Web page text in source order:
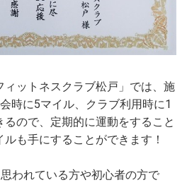
ィットネスクラブ松戸」では、施
時に5マイル、クラブ利用時に1
ので、定期的に運動をすること
も手にすることができます！
われている方や初心者の方で